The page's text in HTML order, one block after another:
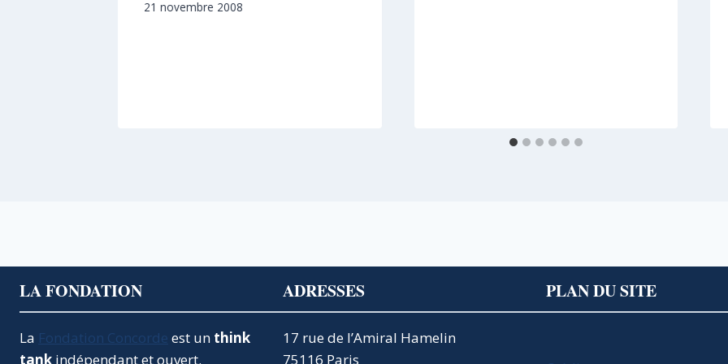
21 novembre 2008
LA FONDATION
La Fondation Concorde est un think
tank indépendant et ouvert.
ADRESSES
17 rue de l’Amiral Hamelin
75116 Paris
PLAN DU SITE